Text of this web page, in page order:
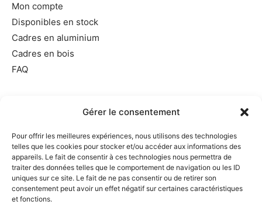
Gérer le consentement
Pour offrir les meilleures expériences, nous utilisons des technologies
telles que les cookies pour stocker et/ou accéder aux informations des
appareils. Le fait de consentir à ces technologies nous permettra de
traiter des données telles que le comportement de navigation ou les ID
uniques sur ce site. Le fait de ne pas consentir ou de retirer son
consentement peut avoir un effet négatif sur certaines caractéristiques
et fonctions.
Mon compte
Disponibles en stock
Cadres en aluminium
Cadres en bois
FAQ
Mentions légales
Politique de cookies
Politique de confidentialité
Exercer votre droit de rétractation
Demande de suppression d’informations personnelles